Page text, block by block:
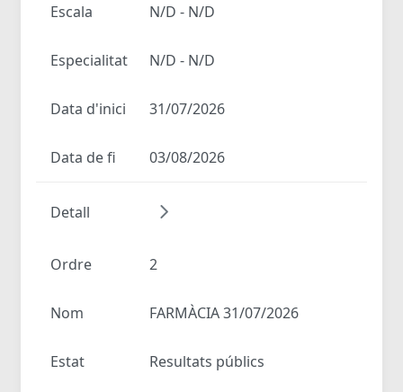
Escala N/D - N/D
Especialitat N/D - N/D
Data d'inici 31/07/2026
Data de fi 03/08/2026
Detall
Ordre 2
Nom FARMÀCIA 31/07/2026
Estat Resultats públics